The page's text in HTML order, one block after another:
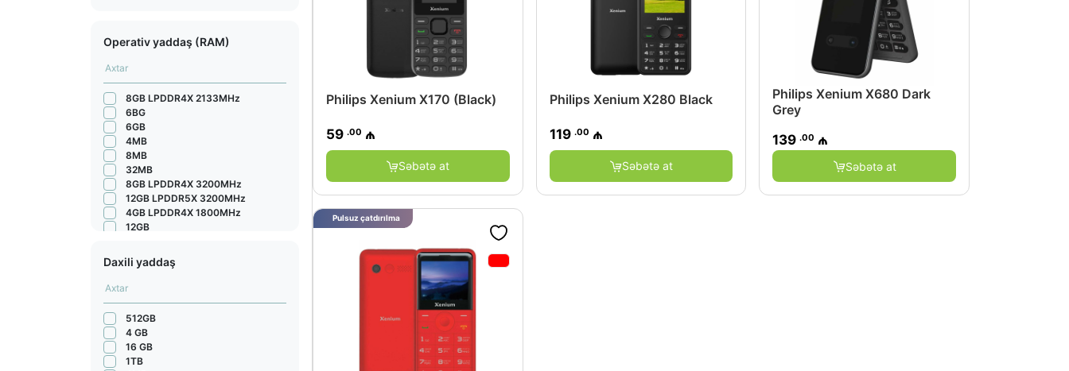
Operativ yaddaş (RAM)
8GB LPDDR4X 2133MHz
6BG
6GB
4MB
8MB
32MB
8GB LPDDR4X 3200MHz
12GB LPDDR5X 3200MHz
4GB LPDDR4X 1800MHz
12GB
16GB LPDDR5X
12GB LPDDR5X 5300MHz
4 GB LPDDR4X 1866 MHz
8 GB LPDDR4X 2133 MHz
8 GB LPDDR4X 1800MHz
4GB LPDDR4X 1866 MHz
8GB LPDDR5X
Daxili yaddaş
512GB
4 GB
16 GB
1TB
Philips Xenium X170 (Black)
59 .00 ₼
Səbətə at
Philips Xenium X280 Black
119 .00 ₼
Səbətə at
Philips Xenium X680 Dark
Grey
139.00 ₼
Səbətə at
Pulsuz çatdırılma